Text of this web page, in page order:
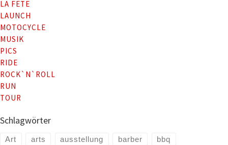
LA FETE
LAUNCH
MOTOCYCLE
MUSIK
PICS
RIDE
ROCK`N`ROLL
RUN
TOUR
Schlagwörter
Art arts ausstellung barber bbq